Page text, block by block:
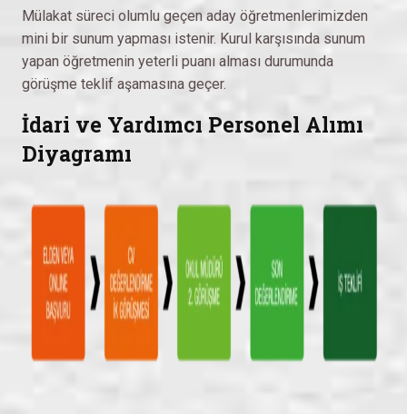
Mülakat süreci olumlu geçen aday öğretmenlerimizden
mini bir sunum yapması istenir. Kurul karşısında sunum
yapan öğretmenin yeterli puanı alması durumunda
görüşme teklif aşamasına geçer.
İdari ve Yardımcı Personel Alımı
Diyagramı